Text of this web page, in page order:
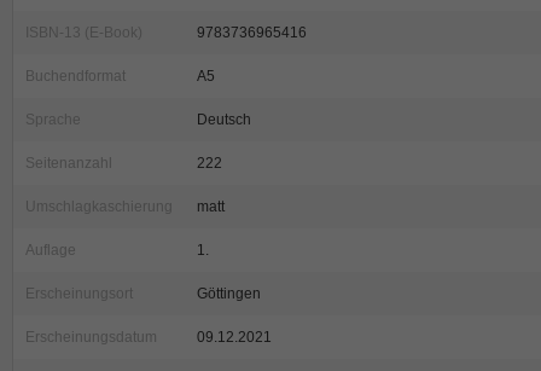
ISBN-13 (E-Book) 9783736965416
Buchendformat A5
Sprache Deutsch
Seitenanzahl 222
Umschlagkaschierung matt
Auflage 1.
Erscheinungsort Göttingen
Erscheinungsdatum 09.12.2021